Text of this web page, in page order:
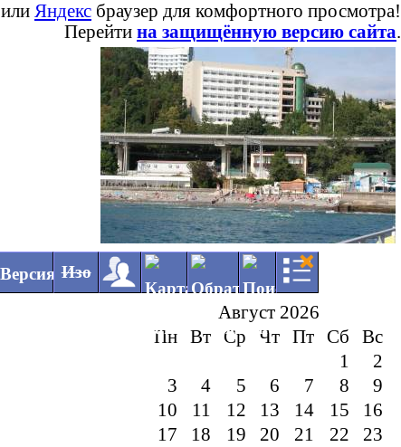
или Яндекс браузер для комфортного просмотра!
Перейти на защищённую версию сайта.
◄ ►
Изо
Август 2026
Пн
Вт Ср Чт Пт Сб
Вс
1
2
3
4 5 6 7 8
9
10
11 12 13 14 15
16
17
18 19 20 21 22
23